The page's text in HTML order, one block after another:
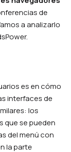
de
a analizarlo
es en cómo
interfaces de
los
que se pueden
del menú con
la parte